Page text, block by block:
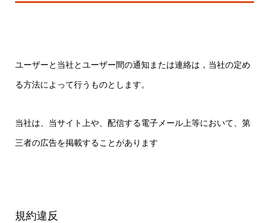
ユーザーと当社とユーザー間の通知または連絡は，当社の定め
る方法によって行うものとします。
当社は、当サイト上や、配信する電子メール上等において、第
三者の広告を掲載することがあります
規約違反